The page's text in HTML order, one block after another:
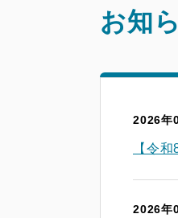
お知
2026年
【令
2026年